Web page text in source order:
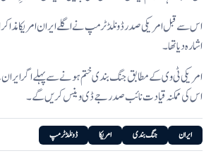
اس سے قبل امریکی صدر ڈونلڈ ٹرمپ نے اگلے ایران امریکا
اشارہ دیا تھا۔
امریکی ٹی وی کے مطابق جنگ بندی ختم ہونے سے پہلے اگر
اس کی ممکنہ قیادت نائب صدر جے ڈی وینس کریں گے۔
ایران جنگ بندی امریکا ڈونلڈ ٹرمپ